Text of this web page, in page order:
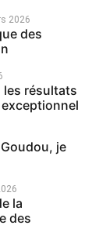
2026
des
les résultats
je
la
des